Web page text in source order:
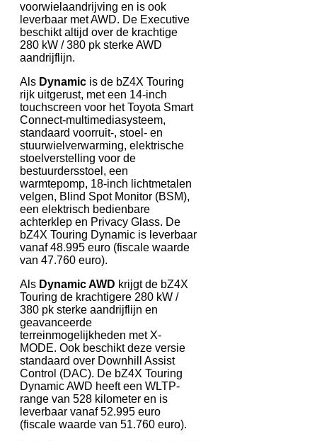
voorwielaandrijving en is ook
leverbaar met AWD. De Executive
beschikt altijd over de krachtige
280 kW / 380 pk sterke AWD
aandrijflijn.
Als Dynamic is de bZ4X Touring
rijk uitgerust, met een 14-inch
touchscreen voor het Toyota Smart
Connect-multimediasysteem,
standaard voorruit-, stoel- en
stuurwielverwarming, elektrische
stoelverstelling voor de
bestuurdersstoel, een
warmtepomp, 18-inch lichtmetalen
velgen, Blind Spot Monitor (BSM),
een elektrisch bedienbare
achterklep en Privacy Glass. De
bZ4X Touring Dynamic is leverbaar
vanaf 48.995 euro (fiscale waarde
van 47.760 euro).
Als Dynamic AWD krijgt de bZ4X
Touring de krachtigere 280 kW /
380 pk sterke aandrijflijn en
geavanceerde
terreinmogelijkheden met X-
MODE. Ook beschikt deze versie
standaard over Downhill Assist
Control (DAC). De bZ4X Touring
Dynamic AWD heeft een WLTP-
range van 528 kilometer en is
leverbaar vanaf 52.995 euro
(fiscale waarde van 51.760 euro).